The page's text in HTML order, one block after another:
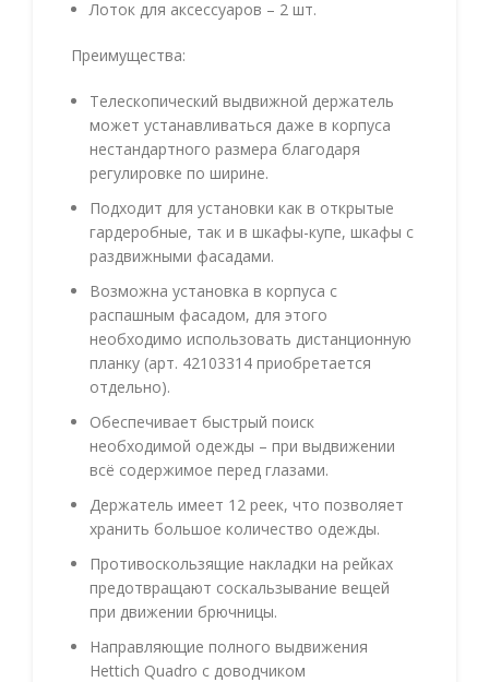
Лоток для аксессуаров – 2 шт.
Преимущества:
Телескопический выдвижной держатель
может устанавливаться даже в корпуса
нестандартного размера благодаря
регулировке по ширине.
Подходит для установки как в открытые
гардеробные, так и в шкафы-купе, шкафы с
раздвижными фасадами.
Возможна установка в корпуса с
распашным фасадом, для этого
необходимо использовать дистанционную
планку (арт. 42103314 приобретается
отдельно).
Обеспечивает быстрый поиск
необходимой одежды – при выдвижении
всё содержимое перед глазами.
Держатель имеет 12 реек, что позволяет
хранить большое количество одежды.
Противоскользящие накладки на рейках
предотвращают соскальзывание вещей
при движении брючницы.
Направляющие полного выдвижения
Hettich Quadro с доводчиком